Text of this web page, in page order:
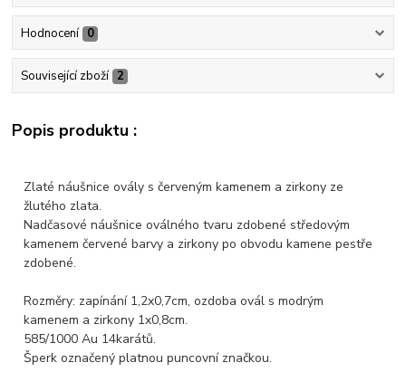
Hodnocení 0
Související zboží 2
Popis produktu :
Zlaté náušnice ovály s červeným kamenem a zirkony ze
žlutého zlata.
Nadčasové náušnice oválného tvaru zdobené středovým
kamenem červené barvy a zirkony po obvodu kamene pestře
zdobené.
Rozměry: zapínání 1,2x0,7cm, ozdoba ovál s modrým
kamenem a zirkony 1x0,8cm.
585/1000 Au 14karátů.
Šperk označený platnou puncovní značkou.